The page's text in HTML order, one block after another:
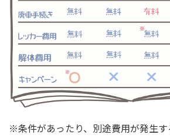
※条件があったり、別途費用が発生